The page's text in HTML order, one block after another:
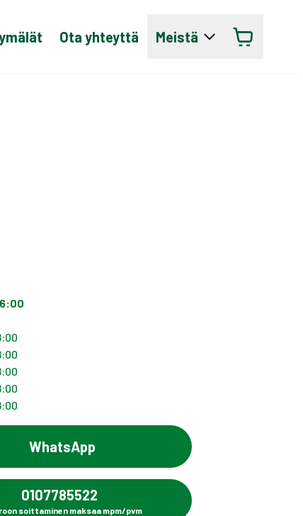
Ota yhteyttä Meistä
WhatsApp
0107785522
soittaminen maksaa mpm/pvm